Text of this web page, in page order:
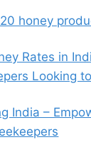
honey
Rates in
Looking
India –